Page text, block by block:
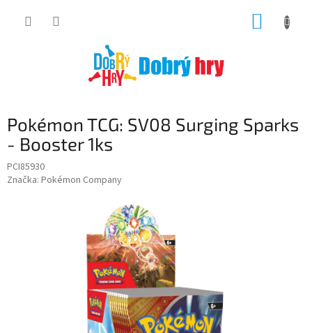
Pokémon TCG: SV08 Surging Sparks
- Booster 1ks
PCI85930
Značka: Pokémon Company